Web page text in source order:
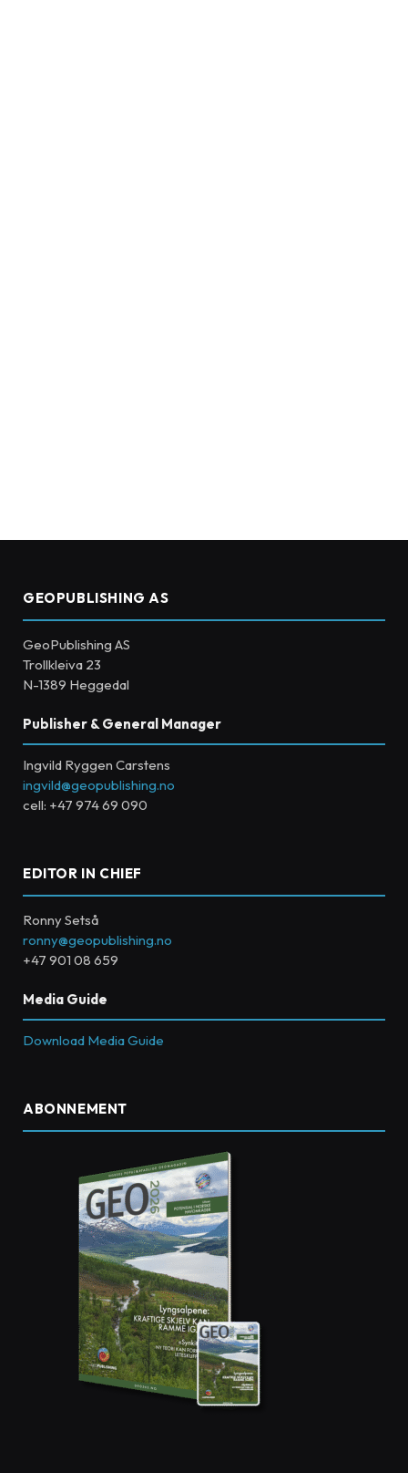
GEOPUBLISHING AS
GeoPublishing AS
Trollkleiva 23
N-1389 Heggedal
Publisher & General Manager
Ingvild Ryggen Carstens
ingvild@geopublishing.no
cell: +47 974 69 090
EDITOR IN CHIEF
Ronny Setså
ronny@geopublishing.no
+47 901 08 659
Media Guide
Download Media Guide
ABONNEMENT